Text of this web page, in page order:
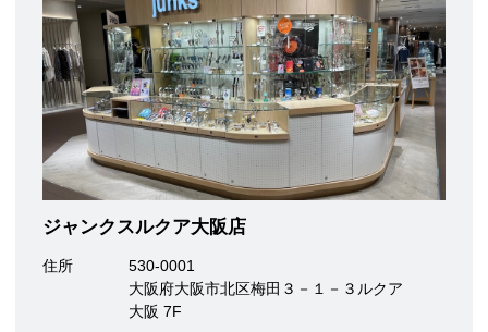
ジャンクスルクア大阪店
住所
530-0001
大阪府大阪市北区梅田３－１－３ルクア
大阪 7F